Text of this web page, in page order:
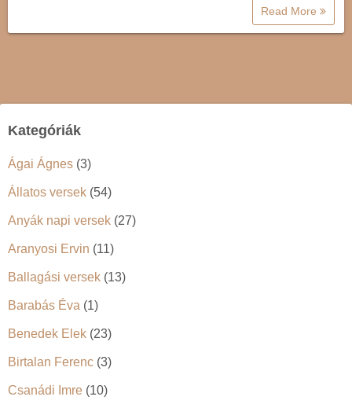
Read More
Kategóriák
Ágai Ágnes (3)
Állatos versek (54)
Anyák napi versek (27)
Aranyosi Ervin (11)
Ballagási versek (13)
Barabás Éva (1)
Benedek Elek (23)
Birtalan Ferenc (3)
Csanádi Imre (10)